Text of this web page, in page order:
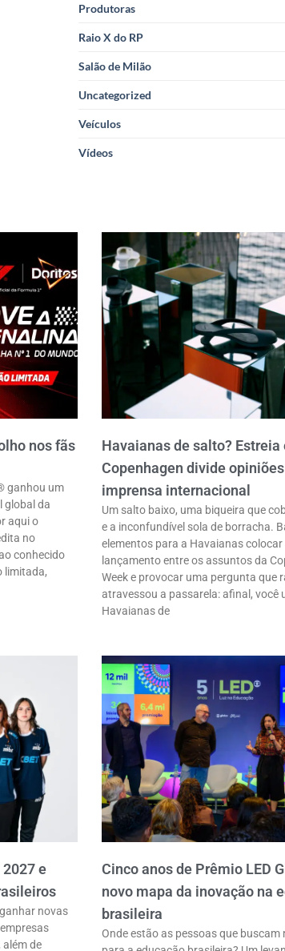
Produtoras
Raio X do RP
Salão de Milão
Uncategorized
Veículos
Vídeos
nos fãs
ganhou um
global da
aqui o
no
conhecido
limitada,
Havaianas de salto? Estreia
Copenhagen divide
imprensa internacional
Um salto baixo, uma biqueira que
e a inconfundível sola de borracha.
elementos para a Havaianas colocar
lançamento entre os assuntos da
Week e provocar uma pergunta que
atravessou a passarela: afinal, você
Havaianas de
2027 e
novas
de
Cinco anos de Prêmio LED
novo mapa da inovação na
brasileira
Onde estão as pessoas que buscam